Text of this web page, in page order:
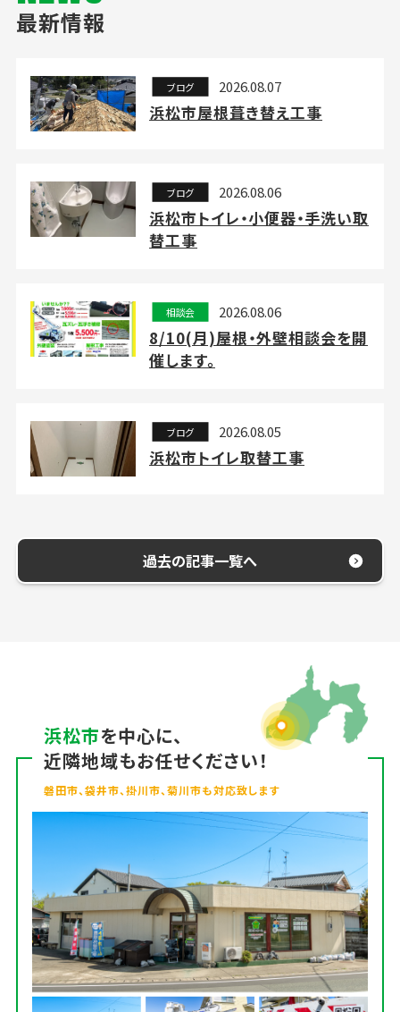
最新情報
ブログ 2026.08.07
浜松市屋根葺き替え工事
ブログ 2026.08.06
浜松市トイレ・小便器・手洗い取
替工事
相談会 2026.08.06
8/10(月)屋根・外壁相談会を開
催します。
ブログ 2026.08.05
浜松市トイレ取替工事
過去の記事一覧へ
浜松市を中心に、
近隣地域もお任せください！
磐田市、袋井市、掛川市、菊川市も対応致します